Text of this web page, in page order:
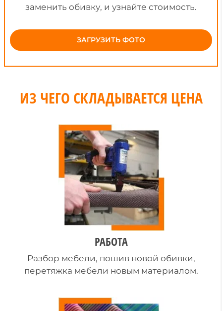
заменить обивку, и узнайте стоимость.
ЗАГРУЗИТЬ ФОТО
ИЗ ЧЕГО СКЛАДЫВАЕТСЯ ЦЕНА
РАБОТА
Разбор мебели, пошив новой обивки,
перетяжка мебели новым материалом.